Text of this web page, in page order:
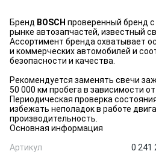
Бренд BOSCH проверенный бренд
рынке автозапчастей, известный
Ассортимент бренда охватывает
и коммерческих автомобилей и
безопасности и качества.
Рекомендуется заменять свечи
50 000 км пробега в зависимости
Периодическая проверка
избежать неполадок в работе
производительность.
Основная информация
Артикул
0 241